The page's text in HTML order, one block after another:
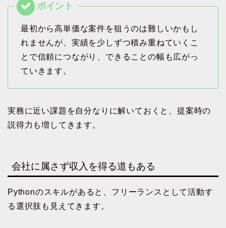
最初から高単価な案件を狙うのは難しいかもし
れませんが、実績を少しずつ積み重ねていくこ
とで信頼につながり、できることの幅も広がっ
ていきます。
実務に近い課題を自分なりに解いておくと、提案時の
説得力も増してきます。
会社に属さず収入を得る道もある
Pythonのスキルがあると、フリーランスとして活動す
る選択肢も見えてきます。